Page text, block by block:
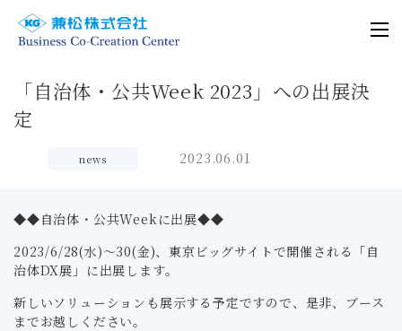
「自治体・公共Week 2023」への出展決
定
news 2023.06.01
◆◆自治体・公共Weekに出展◆◆
2023/6/28(水)～30(金)、東京ビッグサイトで開催される「自
治体DX展」に出展します。
新しいソリューションも展示する予定ですので、是非、ブース
までお越しください。